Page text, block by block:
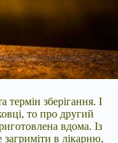
термін зберігання. І
то про другий
вдома. Із
в лікарню,